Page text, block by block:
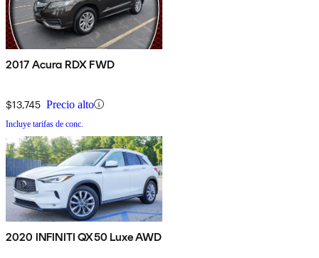
2017 Acura RDX FWD
$13,745 Precio alto
Incluye tarifas de conc.
2020 INFINITI QX50 Luxe AWD